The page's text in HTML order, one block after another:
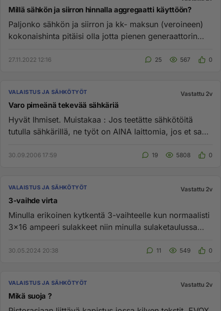
Millä sähkön ja siirron hinnalla aggregaatti käyttöön?
Paljonko sähkön ja siirron ja kk- maksun (veroineen)
kokonaishinta pitäisi olla jotta pienen generaattorin
27.11.2022 12:16 25 567 0
VALAISTUS JA SÄHKÖTYÖT Vastattu 2v
Varo pimeänä tekevää sähkäriä
Hyvät Ihmiset. Muistakaa : Jos teetätte sähkötöitä
tutulla sähkärillä, ne työt on AINA laittomia, jos et saa
30.09.2006 17:59 19 5808 0
VALAISTUS JA SÄHKÖTYÖT Vastattu 2v
3-vaihde virta
Minulla erikoinen kytkentä 3-vaihteelle kun normaalisti
3x16 ampeeri sulakkeet niin minulla sulaketaulussa
30.05.2024 20:38 11 549 0
VALAISTUS JA SÄHKÖTYÖT Vastattu 2v
Mikä suoja ?